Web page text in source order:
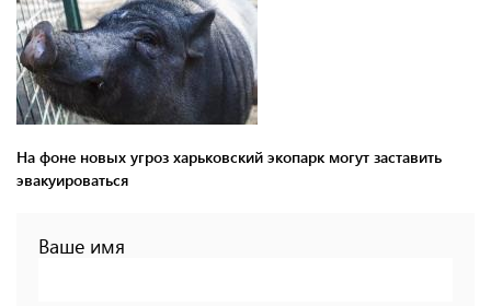
На фоне новых угроз харьковский экопарк могут заставить
эвакуироваться
Ваше имя